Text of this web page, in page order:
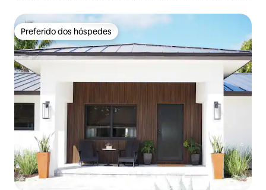
Preferido dos hóspedes
Preferido dos hóspedes